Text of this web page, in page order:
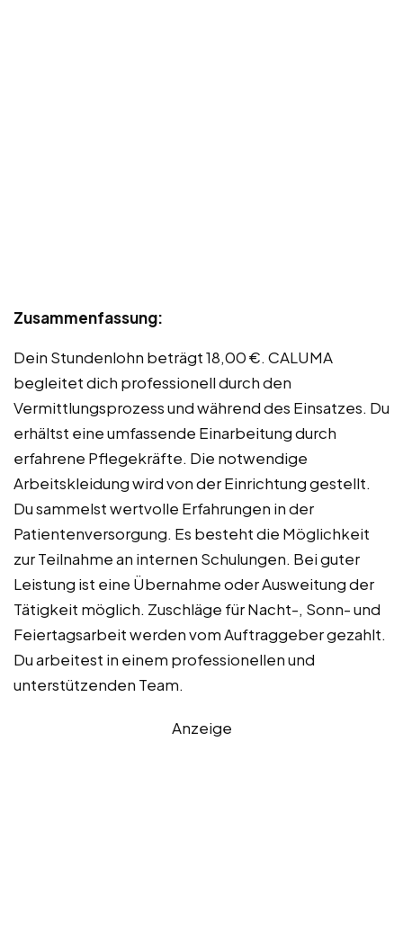
Zusammenfassung:
Dein Stundenlohn beträgt 18,00 €. CALUMA
begleitet dich professionell durch den
Vermittlungsprozess und während des Einsatzes. Du
erhältst eine umfassende Einarbeitung durch
erfahrene Pflegekräfte. Die notwendige
Arbeitskleidung wird von der Einrichtung gestellt.
Du sammelst wertvolle Erfahrungen in der
Patientenversorgung. Es besteht die Möglichkeit
zur Teilnahme an internen Schulungen. Bei guter
Leistung ist eine Übernahme oder Ausweitung der
Tätigkeit möglich. Zuschläge für Nacht-, Sonn- und
Feiertagsarbeit werden vom Auftraggeber gezahlt.
Du arbeitest in einem professionellen und
unterstützenden Team.
Anzeige